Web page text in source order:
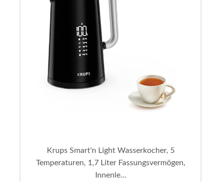
Krups Smart'n Light Wasserkocher, 5
Temperaturen, 1,7 Liter Fassungsvermögen,
Innenle...